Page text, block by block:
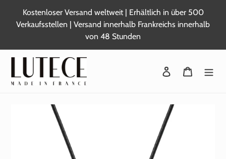
springen
Kostenloser Versand weltweit | Erhältlich in über 500
Verkaufsstellen | Versand innerhalb Frankreichs innerhalb
von 48 Stunden
Sich anmelden